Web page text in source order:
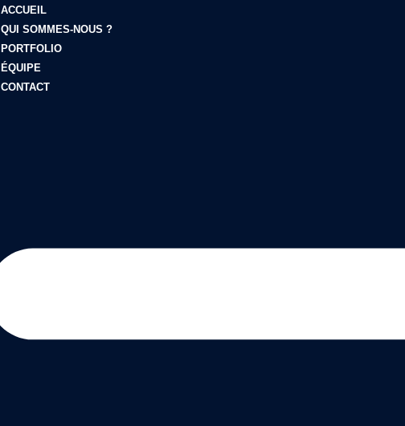
ACCUEIL
QUI SOMMES-NOUS ?
PORTFOLIO
ÉQUIPE
CONTACT